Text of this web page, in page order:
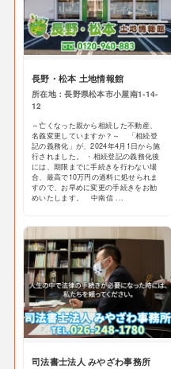
長野・松本 土地情報館
所在地：長野県松本市小屋南1-14-
12
～亡くなった親から相続した不動産、
名義変更していますか？～ 「相続登
記の義務化」が、2024年4月1日から施
行されました。 ・相続登記の義務化後
には、期限までに手続きを行わない場
合、最高で10万円の過料に処せられま
すので、お早めに変更の手続きをお勧
めいたします。 中南信 ...
司法書士法人 みやざわ事務所